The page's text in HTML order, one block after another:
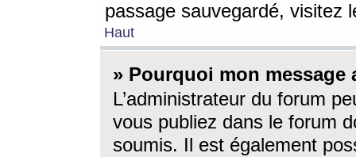
passage sauvegardé, visitez
Haut
» Pourquoi mon message
L’administrateur du forum
vous publiez dans le forum
soumis. Il est également